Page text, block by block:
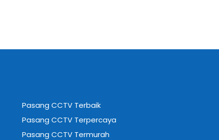
Pasang CCTV Terbaik
Pasang CCTV Terpercaya
Pasang CCTV Termurah